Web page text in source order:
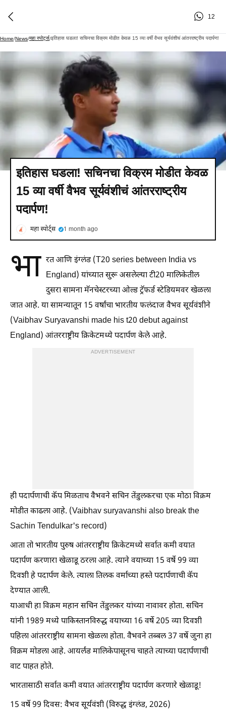
12
Home/News/महा स्पोर्ट्स/इतिहास घडला! सचिनचा विक्रम मोडीत केवळ 15 व्या वर्षी वैभव सूर्यवंशीचं आंतरराष्ट्रीय पदार्पण!
इतिहास घडला! सचिनचा विक्रम मोडीत केवळ
15 व्या वर्षी वैभव सूर्यवंशीचं आंतरराष्ट्रीय
पदार्पण!
महा स्पोर्ट्स 1 month ago
भा रत आणि इंग्लंड (T20 series between India vs
England) यांच्यात सुरू असलेल्या टी20 मालिकेतील
दुसरा सामना मॅनचेस्टरच्या ओल्ड ट्रॅफर्ड स्टेडियमवर खेळला
जात आहे. या सामन्यातून 15 वर्षांचा भारतीय फलंदाज वैभव सूर्यवंशीने
(Vaibhav Suryavanshi made his t20 debut against
England) आंतरराष्ट्रीय क्रिकेटमध्ये पदार्पण केले आहे.
ADVERTISEMENT
ही पदार्पणाची कॅप मिळताच वैभवने सचिन तेंडुलकरचा एक मोठा विक्रम
मोडीत काढला आहे. (Vaibhav suryavanshi also break the
Sachin Tendulkar's record)
आता तो भारतीय पुरुष आंतरराष्ट्रीय क्रिकेटमध्ये सर्वात कमी वयात
पदार्पण करणारा खेळाडू ठरला आहे. त्याने वयाच्या 15 वर्षे 99 व्या
दिवशी हे पदार्पण केले. त्याला तिलक वर्माच्या हस्ते पदार्पणाची कॅप
देण्यात आली.
याआधी हा विक्रम महान सचिन तेंडुलकर यांच्या नावावर होता. सचिन
यांनी 1989 मध्ये पाकिस्तानविरुद्ध वयाच्या 16 वर्षे 205 व्या दिवशी
पहिला आंतरराष्ट्रीय सामना खेळला होता. वैभवने तब्बल 37 वर्षे जुना हा
विक्रम मोडला आहे. आयर्लंड मालिकेपासूनच चाहते त्याच्या पदार्पणाची
वाट पाहत होते.
भारतासाठी सर्वात कमी वयात आंतरराष्ट्रीय पदार्पण करणारे खेळाडू!
15 वर्षे 99 दिवस: वैभव सूर्यवंशी (विरुद्ध इंग्लंड, 2026)